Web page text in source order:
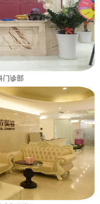
门诊部